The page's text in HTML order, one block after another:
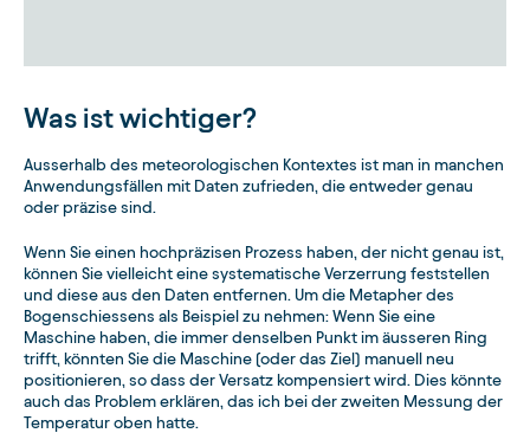
Was ist wichtiger?
Ausserhalb des meteorologischen Kontextes ist man in manchen
Anwendungsfällen mit Daten zufrieden, die entweder genau
oder präzise sind.
Wenn Sie einen hochpräzisen Prozess haben, der nicht genau ist,
können Sie vielleicht eine systematische Verzerrung feststellen
und diese aus den Daten entfernen. Um die Metapher des
Bogenschiessens als Beispiel zu nehmen: Wenn Sie eine
Maschine haben, die immer denselben Punkt im äusseren Ring
trifft, könnten Sie die Maschine (oder das Ziel) manuell neu
positionieren, so dass der Versatz kompensiert wird. Dies könnte
auch das Problem erklären, das ich bei der zweiten Messung der
Temperatur oben hatte.